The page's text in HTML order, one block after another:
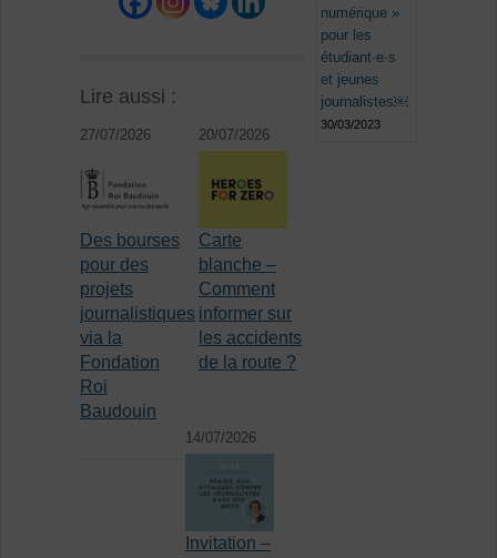
Lire aussi :
27/07/2026
Des bourses
pour des
projets
journalistiques
via la
Fondation
Roi
Baudouin
20/07/2026
Carte
blanche –
Comment
informer sur
les accidents
de la route ?
14/07/2026
Invitation –
numérique »
pour les
étudiant·e·s
et jeunes
journalistes￼
30/03/2023